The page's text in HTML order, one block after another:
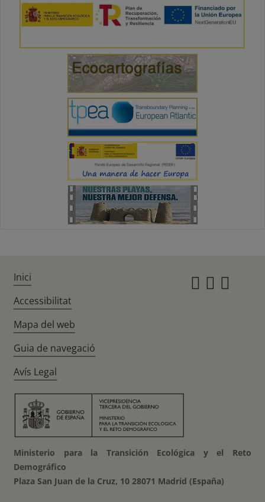
Inici
Accessibilitat
Mapa del web
Guia de navegació
Avís Legal
Ministerio para la Transición Ecológica y el Reto
Demográfico
Plaza San Juan de la Cruz, 10 28071 Madrid (España)